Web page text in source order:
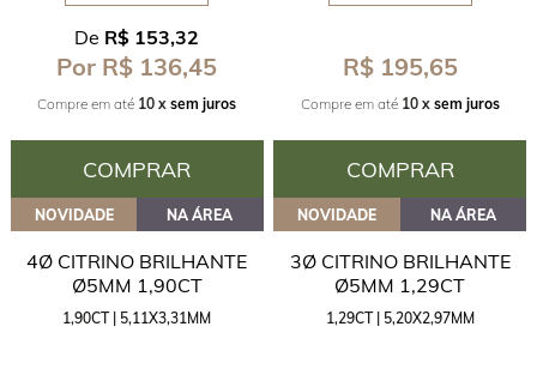
De R$ 153,32
Por R$ 136,45
Compre em até 10 x sem juros
COMPRAR
R$ 195,65
Compre em até 10 x sem juros
COMPRAR
NOVIDADE NA ÁREA
4Ø CITRINO BRILHANTE
Ø5MM 1,90CT
1,90CT | 5,11X3,31MM
NOVIDADE NA ÁREA
3Ø CITRINO BRILHANTE
Ø5MM 1,29CT
1,29CT | 5,20X2,97MM